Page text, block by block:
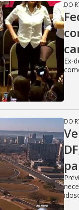
DO
Ex-
DO